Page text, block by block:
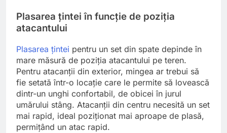
Plasarea țintei în funcție de poziția
atacantului
Plasarea țintei pentru un set din spate depinde în
mare măsură de poziția atacantului pe teren.
Pentru atacanții din exterior, mingea ar trebui să
fie setată într-o locație care le permite să lovească
dintr-un unghi confortabil, de obicei în jurul
umărului stâng. Atacanții din centru necesită un set
mai rapid, ideal poziționat mai aproape de plasă,
permițând un atac rapid.